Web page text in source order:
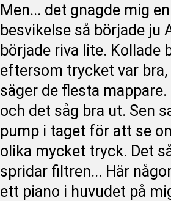
Men... det gnagde mig
besvikelse så började ju
började riva lite. Kollade
eftersom trycket var
säger de flesta
och det såg bra ut. Sen
pump i taget för att se
olika mycket tryck. Det
spridar filtren... Här
ett piano i huvudet på